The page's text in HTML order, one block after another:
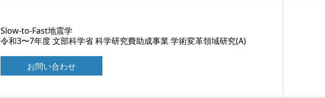
Slow-to-Fast地震学
令和3〜7年度 文部科学省 科学研究費助成事業 学術変革領域研究(A)
お問い合わせ